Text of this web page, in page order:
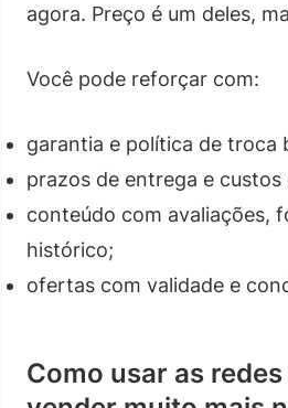
agora. Preço é um deles,
Você pode reforçar com:
garantia e política de troca
prazos de entrega e custos
conteúdo com avaliações,
histórico;
ofertas com validade e
Como usar as